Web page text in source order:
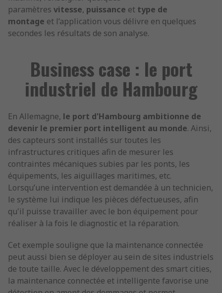
paramètres vitesse, puissance et type de
montage et l’application vous délivre en quelques
secondes les résultats de son analyse.
Business case : le port
industriel de Hambourg
En Allemagne, le port d'Hambourg ambitionne de
devenir le premier port intelligent au monde. Ainsi,
des capteurs sont installés sur toutes les
infrastructures critiques afin de mesurer les
contraintes mécaniques subies par les ponts, les
équipements, les aiguillages maritimes, etc.
Lorsqu’une intervention est demandée à un technicien,
le système lui indique les pièces défectueuses, afin
qu'il puisse travailler avec le bon équipement pour
réaliser à la fois le diagnostic et la réparation.
Cet exemple souligne que la maintenance connectée
peut aussi bien se déployer au sein de sites industriels
de toute taille. Avec le développement des smart cities,
la maintenance connectée et intelligente favorise une